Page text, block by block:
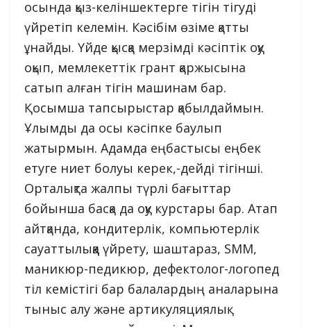
осында қыз-келіншектерге тігін тігуді
үйретіп келемін. Кәсібім өзіме қатты
ұнайды. Үйде қысқа мерзімді кәсіптік оқу
оқып, мемлекеттік грант қаржысына
сатып алған тігін машинам бар.
Қосымша тапсырыстар қабылдаймын.
Ұлымды да осы кәсіпке баулып
жатырмын. Адамда еңбастысы еңбек
етуге ниет болуы керек,-дейді тігінші.
Орталықта жалпы түрлі бағыттар
бойынша басқа да оқу курстары бар. Атап
айтқанда, кондитерлік, компьютерлік
сауаттылыққа үйрету, шаштараз, SMM,
маникюр-педикюр, дефектолог-логопед
тіл кемістігі бар балалардың аналарына
тыныс алу және артикуляциялық